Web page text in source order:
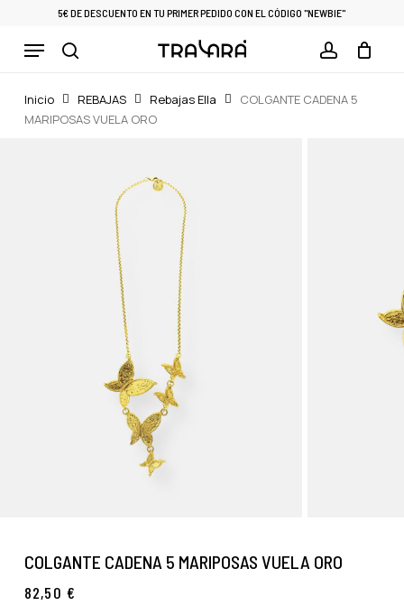
main
5€ DE DESCUENTO EN TU PRIMER PEDIDO CON EL CÓDIGO "NEWBIE"
Menu Cart CLOSE
CART
Inicio REBAJAS Rebajas Ella
COLGANTE CADENA 5
MARIPOSAS VUELA ORO
COLGANTE CADENA 5 MARIPOSAS VUELA ORO
82,50€